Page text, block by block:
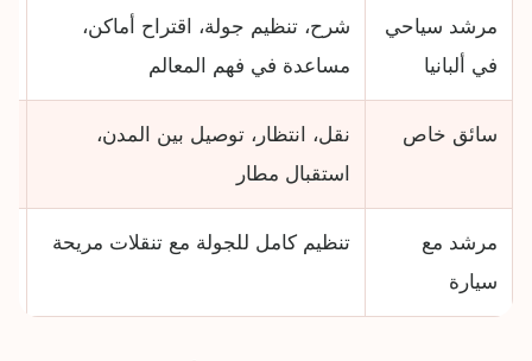
مرشد سياحي
في ألبانيا
شرح، تنظيم جولة، اقتراح أماكن،
مساعدة في فهم المعالم
سائق خاص
نقل، انتظار، توصيل بين المدن،
استقبال مطار
مرشد مع
سيارة
تنظيم كامل للجولة مع تنقلات مريحة